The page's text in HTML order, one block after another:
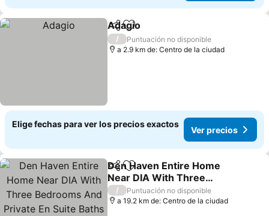
CompartirAgregar a favoritos
Adagio
/
Puntuación no disponible
a 2.9 km de: Centro de la ciudad
Elige fechas para ver los precios exactos
Ver precios
CompartirAgregar a favoritos
Den Haven Entire Home
Near DIA With Three
Bedrooms And Private En
Suite Baths
Ver precios
/
Puntuación no disponible
a 19.2 km de: Centro de la ciudad